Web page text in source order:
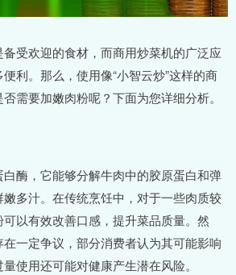
受欢迎的食材，而商用炒菜机的广泛应
利。那么，使用像“小智云炒”这样的商
需要加嫩肉粉呢？下面为您详细分析。
酶，它能够分解牛肉中的胶原蛋白和弹
多汁。在传统烹饪中，对于一些肉质较
以有效改善口感，提升菜品质量。然
一定争议，部分消费者认为其可能影响
使用还可能对健康产生潜在风险。